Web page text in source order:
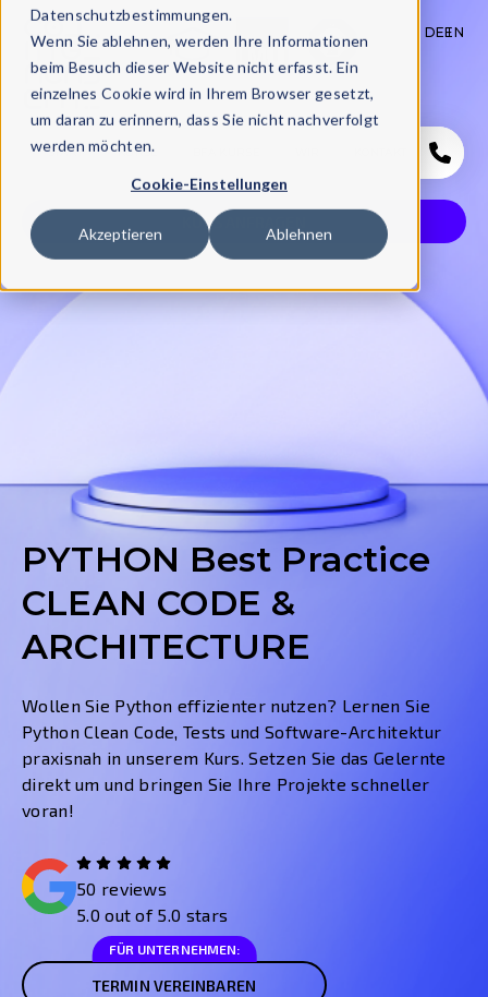
Datenschutzbestimmungen.
Wenn Sie ablehnen, werden Ihre Informationen
beim Besuch dieser Website nicht erfasst. Ein
einzelnes Cookie wird in Ihrem Browser gesetzt,
um daran zu erinnern, dass Sie nicht nachverfolgt
werden möchten.
Cookie-Einstellungen
Akzeptieren Ablehnen
DEEN
START KURSE
KURS ANFRAGEN
PYTHON Best Practice
CLEAN CODE &
ARCHITECTURE
Wollen Sie Python effizienter nutzen? Lernen Sie
Python Clean Code, Tests und Software-Architektur
praxisnah in unserem Kurs. Setzen Sie das Gelernte
direkt um und bringen Sie Ihre Projekte schneller
voran!
50 reviews
5.0 out of 5.0 stars
FÜR UNTERNEHMEN:
TERMIN VEREINBAREN